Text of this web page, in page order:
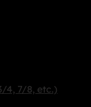
4, 7/8, etc.)